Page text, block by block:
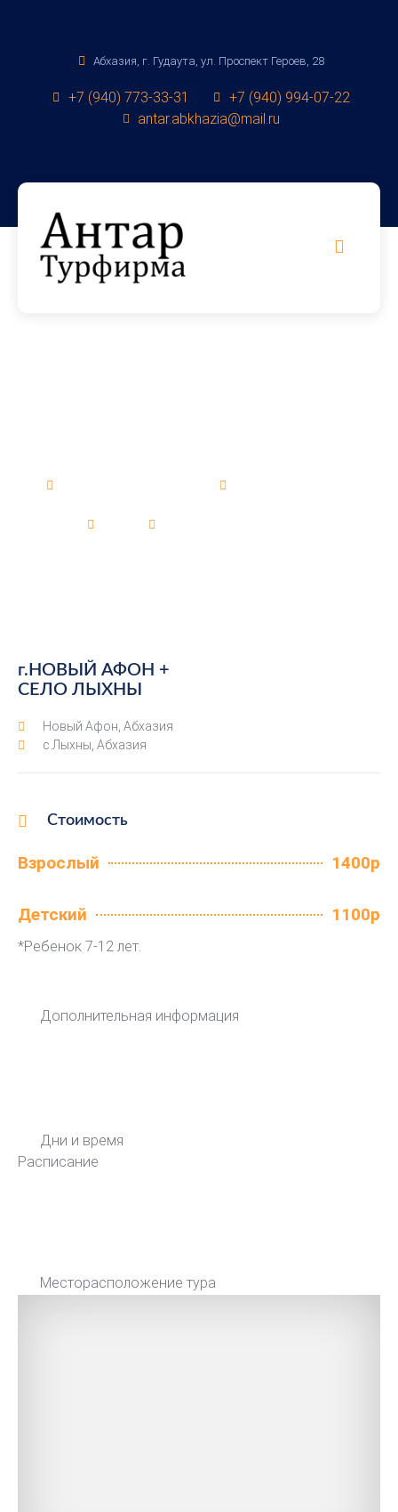
Абхазия, г. Гудаута, ул. Проспект Героев, 28
+7 (940) 773-33-31
+7 (940) 994-07-22
antar.abkhazia@mail.ru
г.НОВЫЙ АФОН +
СЕЛО ЛЫХНЫ
Новый Афон, Абхазия
с.Лыхны, Абхазия
Стоимость
Взрослый 1400р
Детский 1100р
*Ребенок 7-12 лет.
Дополнительная информация
Дни и время
Расписание
Месторасположение тура